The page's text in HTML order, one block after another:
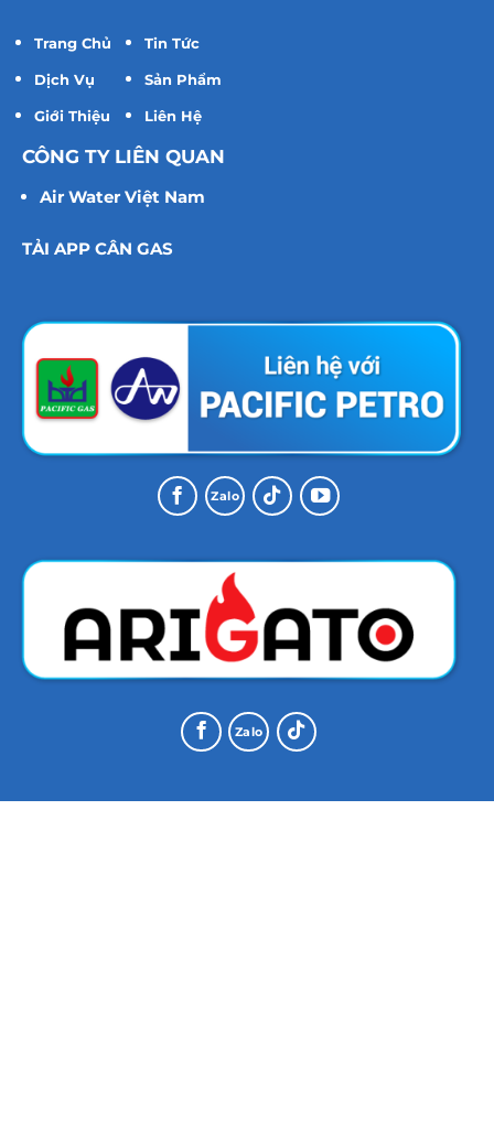
Trang Chủ
Dịch Vụ
Giới Thiệu
Tin Tức
Sản Phẩm
Liên Hệ
CÔNG TY LIÊN QUAN
Air Water Việt Nam
TẢI APP CÂN GAS